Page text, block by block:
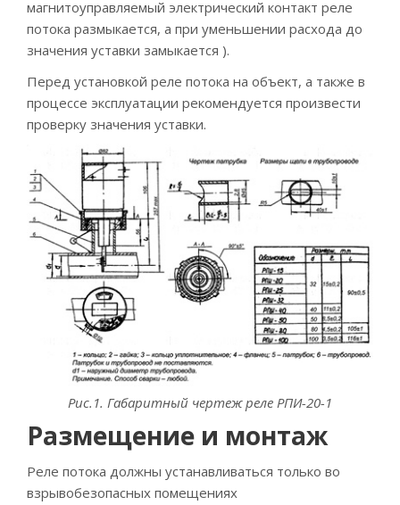
магнитоуправляемый электрический контакт реле
потока размыкается, а при уменьшении расхода до
значения уставки замыкается ).
Перед установкой реле потока на объект, а также в
процессе эксплуатации рекомендуется произвести
проверку значения уставки.
Рис.1. Габаритный чертеж реле РПИ-20-1
Размещение и монтаж
Реле потока должны устанавливаться только во
взрывобезопасных помещениях